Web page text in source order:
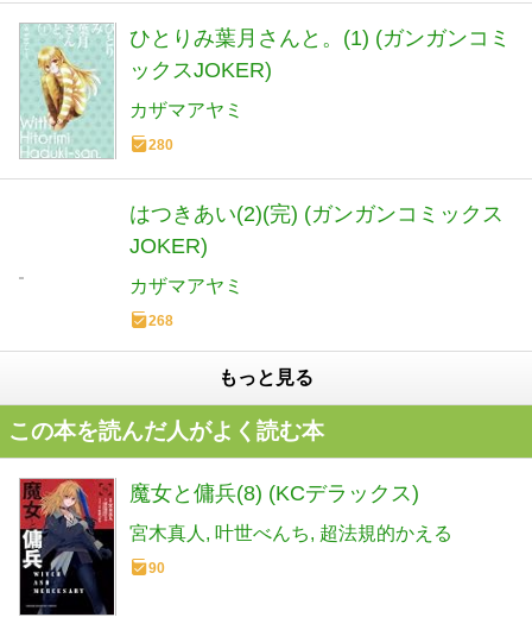
ひとりみ葉月さんと。(1) (ガンガンコミ
ックスJOKER)
カザマアヤミ
280
はつきあい(2)(完) (ガンガンコミックス
JOKER)
カザマアヤミ
268
もっと見る
この本を読んだ人がよく読む本
魔女と傭兵(8) (KCデラックス)
宮木真人 叶世べんち 超法規的かえる
90